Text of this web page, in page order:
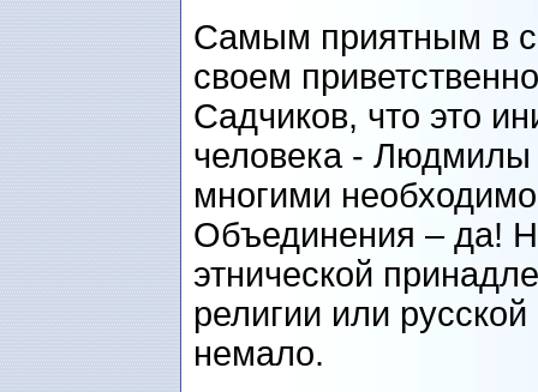
Самым приятным в
своем
Садчиков, что это
человека - Людмилы
многими
Объединения – да!
этнической
религии или
немало.